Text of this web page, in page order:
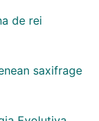
en el
de sequía
En este
el
de rei
saxifrage